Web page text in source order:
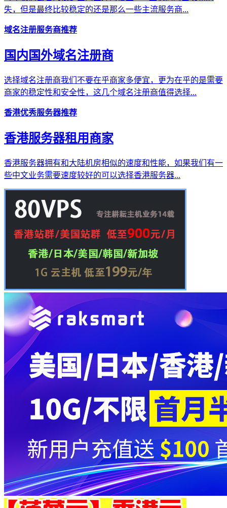
失，但是最终比较稳定的还是那么一些主流服务商...
域名注册服务商推荐
国内国外域名注册商
选择域名注册商我们不要在乎商家多便宜，更为在乎的是需要
商家的稳定性和安全性，这几个域名注册商值得选择...
香港优秀服务器推荐
香港服务器租用商家
香港服务器拥有和大陆机房相似的速度和性能，如果我们有一
些中文业务需要速度较好的可以选择香港服务器...